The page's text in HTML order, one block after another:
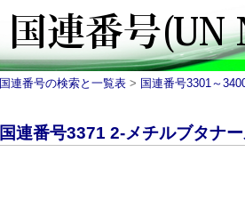
国連番号の検索と一覧表 > 国連番号3301～
国連番号3371 2-メチルブタナ